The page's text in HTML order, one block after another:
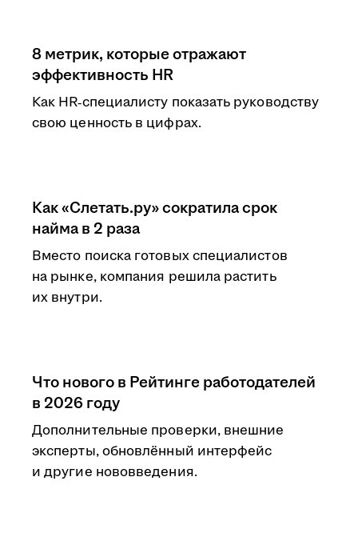
8 метрик, которые отражают
эффективность HR
Как HR‑специалисту показать руководству
свою ценность в цифрах.
Как «Слетать.ру» сократила срок
найма в 2 раза
Вместо поиска готовых специалистов
на рынке, компания решила растить
их внутри.
Что нового в Рейтинге работодателей
в 2026 году
Дополнительные проверки, внешние
эксперты, обновлённый интерфейс
и другие нововведения.